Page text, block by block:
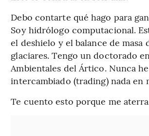
Debo contarte qué hago para
Soy hidrólogo computacional.
el deshielo y el balance de masa
glaciares. Tengo un doctorado
Ambientales del Ártico. Nunca he
intercambiado (trading) nada en
Te cuento esto porque me